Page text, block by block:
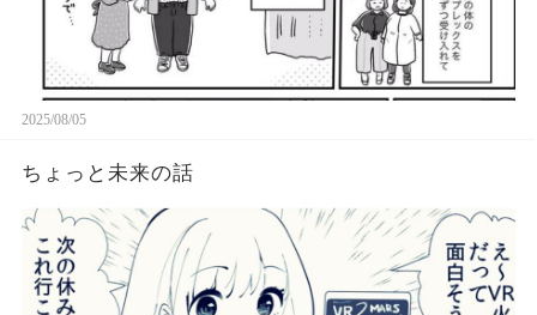
2025/08/05
ちょっと未来の話